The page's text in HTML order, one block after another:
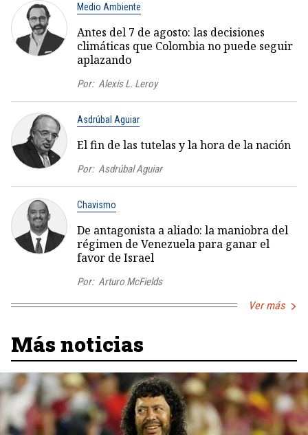
Medio Ambiente
Antes del 7 de agosto: las decisiones
climáticas que Colombia no puede seguir
aplazando
Por: Alexis L. Leroy
Asdrúbal Aguiar
El fin de las tutelas y la hora de la nación
Por: Asdrúbal Aguiar
Chavismo
De antagonista a aliado: la maniobra del
régimen de Venezuela para ganar el
favor de Israel
Por: Arturo McFields
Ver más
Más noticias